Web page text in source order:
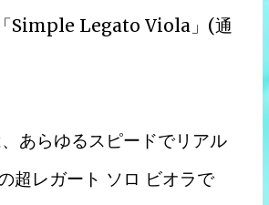
Simple Legato Viola」(通
らゆるスピードでリアル
超レガート ソロ ビオラで